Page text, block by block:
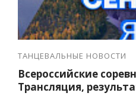
ТАНЦЕВАЛЬНЫЕ НОВОСТИ
Всероссийские
Трансляция,